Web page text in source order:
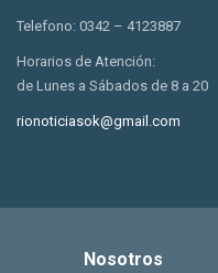
Telefono: 0342 – 4123887
Horarios de Atención:
de Lunes a Sábados de 8 a 20
rionoticiasok@gmail.com
Nosotros